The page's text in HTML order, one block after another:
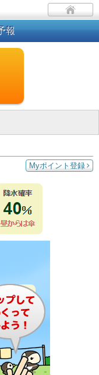
報
Myポイント登録
う。